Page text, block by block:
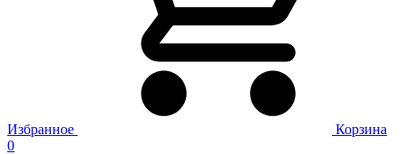
Избранное
Корзина
0